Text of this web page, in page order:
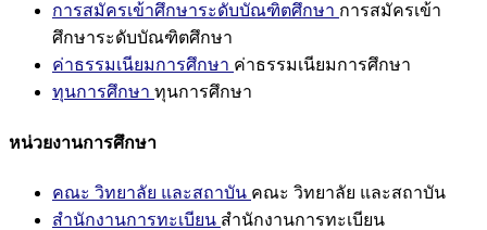
การสมัครเข้าศึกษาระดับบัณฑิตศึกษา การสมัครเข้า
ศึกษาระดับบัณฑิตศึกษา
ค่าธรรมเนียมการศึกษา ค่าธรรมเนียมการศึกษา
ทุนการศึกษา ทุนการศึกษา
หน่วยงานการศึกษา
คณะ วิทยาลัย และสถาบัน คณะ วิทยาลัย และสถาบัน
สำนักงานการทะเบียน สำนักงานการทะเบียน